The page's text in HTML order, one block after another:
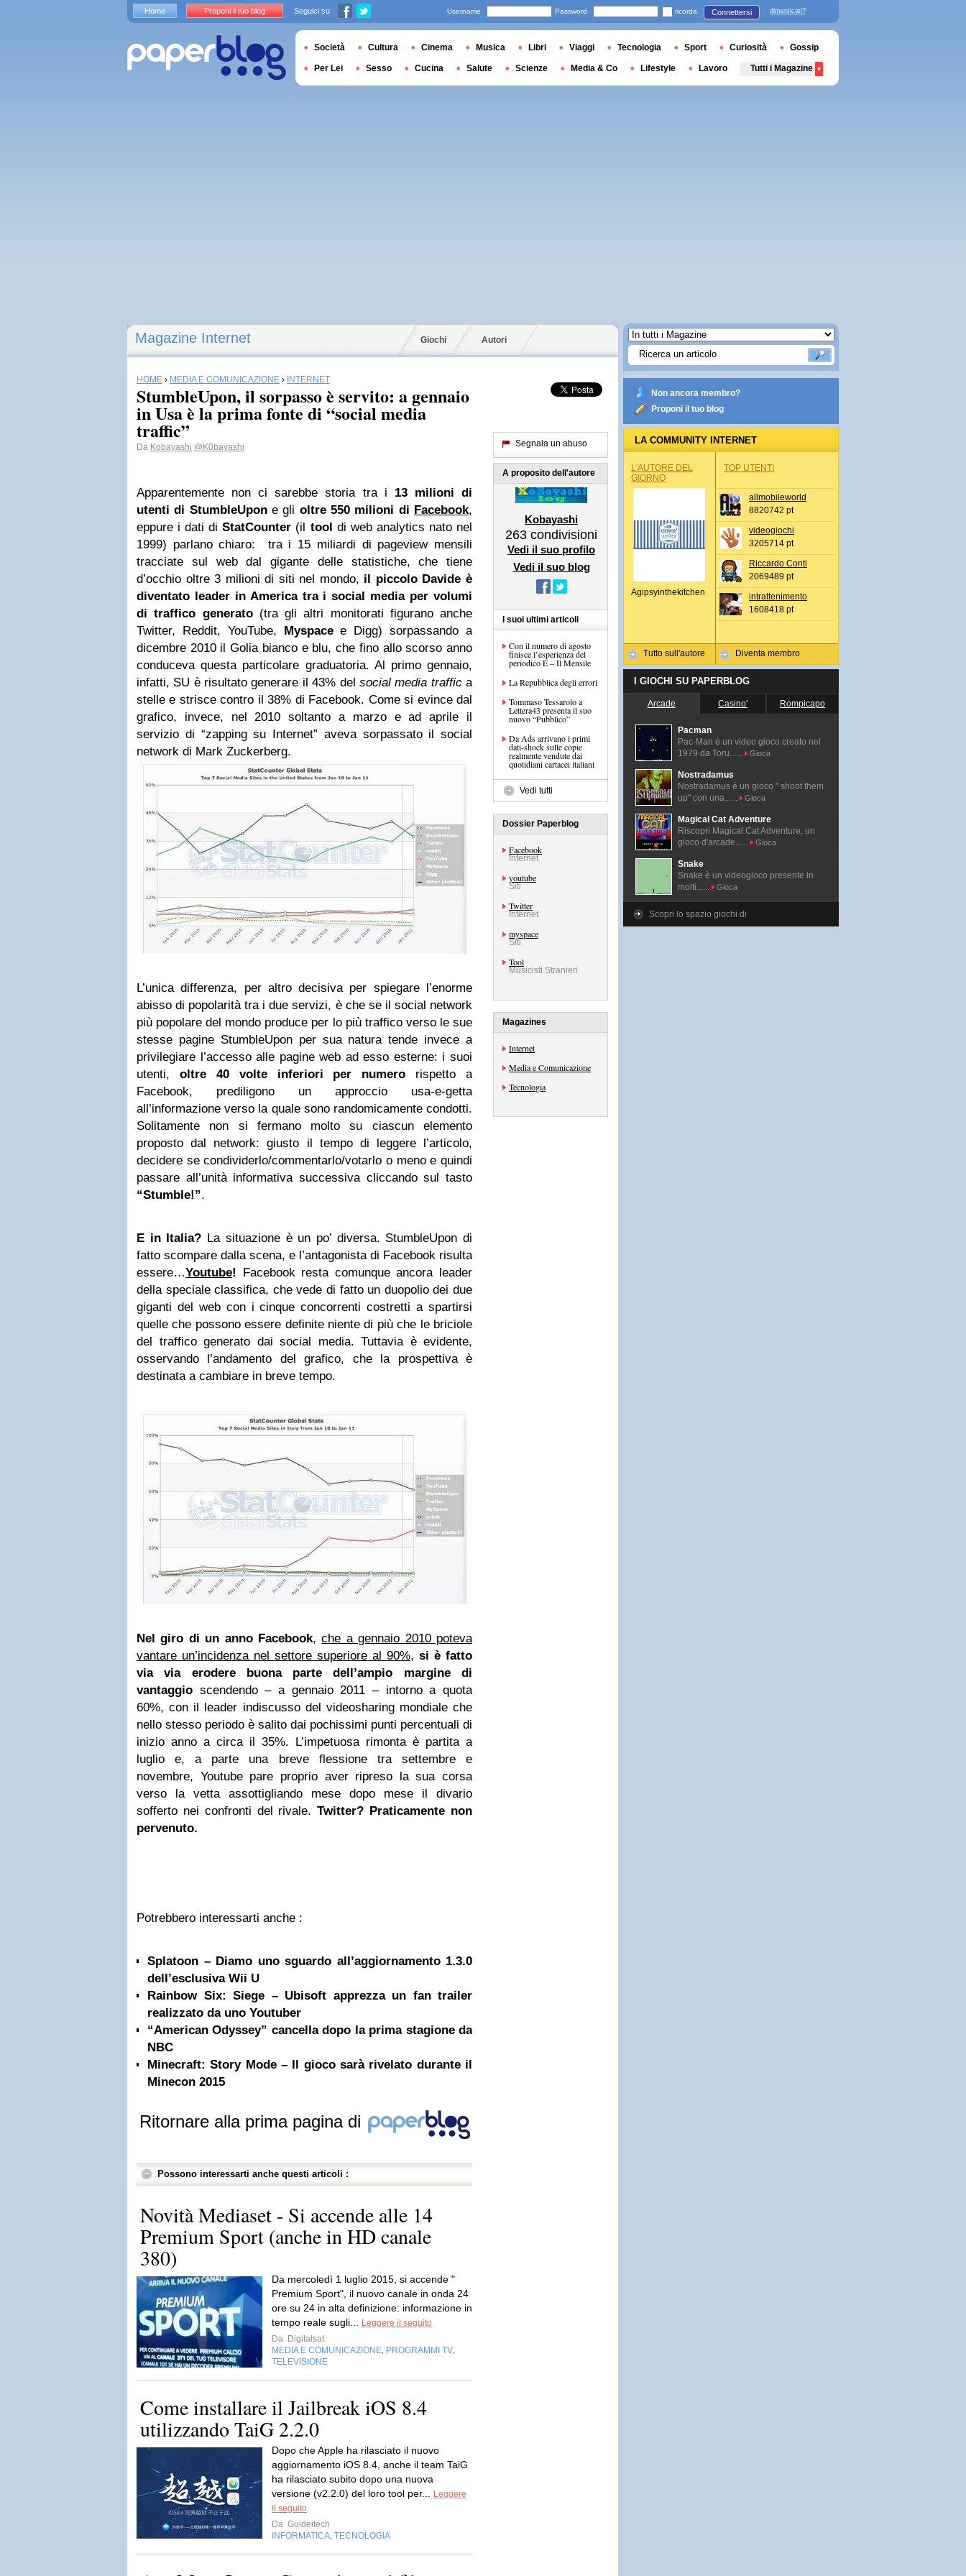
Magazine Internet Giochi Autori
HOME › MEDIA E COMUNICAZIONE › INTERNET
StumbleUpon, il sorpasso è servito: a gennaio
in Usa è la prima fonte di “social media
traffic”
Da Kobayashi @K0bayashi
Apparentemente non ci sarebbe storia tra i 13 milioni di
utenti di StumbleUpone gli oltre 550 milioni di Facebook,
eppure i dati diStatCounter (il tool di web analytics nato nel
1999) parlano chiaro: tra i 15 miliardi di pageview mensili
tracciate sul web dal gigante delle statistiche, che tiene
d’occhio oltre 3 milioni di siti nel mondo, il piccolo Davide è
diventato leader in Americatra i social media per volumi
di traffico generato(tra gli altri monitorati figurano anche
Twitter, Reddit, YouTube, Myspacee Digg) sorpassando a
dicembre 2010 il Golia bianco e blu, che fino allo scorso anno
conduceva questa particolare graduatoria. Al primo gennaio,
infatti, SU è risultato generare il 43% del social media traffica
stelle e strisce contro il 38% di Facebook. Come si evince dal
grafico, invece, nel 2010 soltanto a marzo e ad aprile il
servizio di “zapping su Internet” aveva sorpassato il social
network di Mark Zuckerberg.
L’unica differenza, per altro decisiva per spiegare l’enorme
abisso di popolarità tra i due servizi, è che se il social network
più popolare del mondo produce per lo più traffico verso le sue
stesse pagine StumbleUpon per sua natura tende invece a
privilegiare l’accesso alle pagine web ad esso esterne: i suoi
utenti, oltre 40 volte inferiori per numero rispetto a
Facebook, prediligono un approccio usa-e-getta
all’informazione verso la quale sono randomicamente condotti.
Solitamente non si fermano molto su ciascun elemento
proposto dal network: giusto il tempo di leggere l’articolo,
decidere se condividerlo/commentarlo/votarlo o meno e quindi
passare all’unità informativa successiva cliccando sul tasto
“Stumble!”.
E in Italia? La situazione è un po’ diversa. StumbleUpon di
fatto scompare dalla scena, e l’antagonista di Facebook risulta
essere…Youtube!
Facebook resta comunque ancora leader
della speciale classifica, che vede di fatto un duopolio dei due
giganti del web con i cinque concorrenti costretti a spartirsi
quelle che possono essere definite niente di più che le briciole
del traffico generato dai social media. Tuttavia è evidente,
osservando l’andamento del grafico, che la prospettiva è
destinata a cambiare in breve tempo.
Nel giro di un anno Facebook,che a gennaio 2010 poteva
vantare un’incidenza nel settore superiore al 90%, si è fatto
via via erodere buona parte dell’ampio margine di
vantaggio scendendo – a gennaio 2011 – intorno a quota
60%, con il leader indiscusso del videosharing mondiale che
nello stesso periodo è salito dai pochissimi punti percentuali di
inizio anno a circa il 35%. L’impetuosa rimonta è partita a
luglio e, a parte una breve flessione tra settembre e
novembre, Youtube pare proprio aver ripreso la sua corsa
verso la vetta assottigliando mese dopo mese il divario
sofferto nei confronti del rivale.Twitter? Praticamente non
pervenuto.
Potrebbero interessarti anche :
Splatoon – Diamo uno sguardo all’aggiornamento 1.3.0
dell’esclusiva Wii U
Rainbow Six: Siege – Ubisoft apprezza un fan trailer
realizzato da uno Youtuber
“American Odyssey” cancella dopo la prima stagione da
NBC
Minecraft: Story Mode – Il gioco sarà rivelato durante il
Minecon 2015
Ritornare alla prima pagina di
Possono interessarti anche questi articoli :
Novità Mediaset - Si accende alle 14
Premium Sport (anche in HD canale
380)
Da mercoledì 1 luglio 2015, si accende "
Premium Sport", il nuovo canale in onda 24
ore su 24 in alta definizione: informazione in
tempo reale sugli...
Leggere il seguito
Da Digitalsat
MEDIA E COMUNICAZIONE PROGRAMMI TV
TELEVISIONE
Come installare il Jailbreak iOS 8.4
utilizzando TaiG 2.2.0
Dopo che Apple ha rilasciato il nuovo
aggiornamento iOS 8.4, anche il team TaiG
ha rilasciato subito dopo una nuova
versione (v2.2.0) del loro tool per...
Leggere
il seguito
Da Guideitech
INFORMATICA TECNOLOGIA
Segnala un abuso
A proposito dell'autore
Kobayashi
263 condivisioni
Vedi il suo profilo
Vedi il suo blog
I suoi ultimi articoli
Con il numero di agosto
finisce l’esperienza del
periodico E – Il Mensile
La Repubblica degli errori
Tommaso Tessarolo a
Lettera43 presenta il suo
nuovo “Pubblico”
Da Ads arrivano i primi
dati-shock sulle copie
realmente vendute dai
quotidiani cartacei italiani
Vedi tutti
Dossier Paperblog
Facebook
Internet
youtube
Siti
Twitter
Internet
myspace
Siti
Tool
Musicisti Stranieri
Magazines
Internet
Media e Comunicazione
Tecnologia
Non ancora membro?
Proponi il tuo blog
LA COMMUNITY INTERNET
L'AUTORE DEL
GIORNO
Agipsyinthekitchen
Tutto sull'autore
TOP UTENTI
allmobileworld
8820742 pt
videogiochi
3205714 pt
Riccardo Conti
2069489 pt
intrattenimento
1608418 pt
Diventa membro
I GIOCHI SU PAPERBLOG
Arcade Casino' Rompicapo
Pacman
Pac-Man é un video gioco creato nel
1979 da Toru......
Gioca
Nostradamus
Nostradamus è un gioco " shoot them
up" con una......
Gioca
Magical Cat Adventure
Riscopri Magical Cat Adventure, un
gioco d'arcade......
Gioca
Snake
Snake è un videogioco presente in
molti......
Gioca
Scopri lo spazio giochi di
Home Proponi il tuo blog Seguici su Username Password ricorda Connettersi dimenticati?
Società Cultura Cinema Musica Libri Viaggi Tecnologia Sport Curiosità Gossip
Per Lei Sesso Cucina Salute Scienze Media & Co Lifestyle Lavoro Tutti i Magazine